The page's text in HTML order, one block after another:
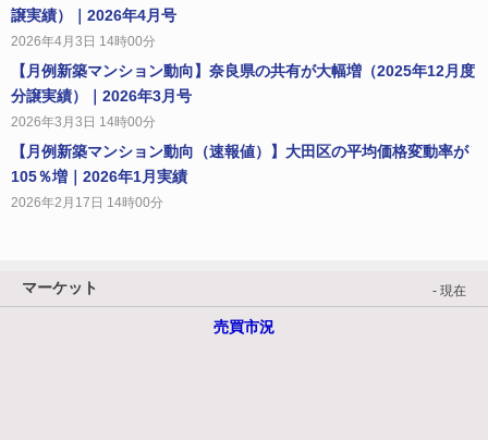
譲実績）｜2026年4月号
2026年4月3日 14時00分
【月例新築マンション動向】奈良県の共有が大幅増（2025年12月度
分譲実績）｜2026年3月号
2026年3月3日 14時00分
【月例新築マンション動向（速報値）】大田区の平均価格変動率が
105％増｜2026年1月実績
2026年2月17日 14時00分
マーケット - 現在
売買市況